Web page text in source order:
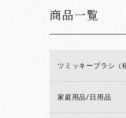
商品一覧
ツミッキーブラシ（
家庭用品/日用品